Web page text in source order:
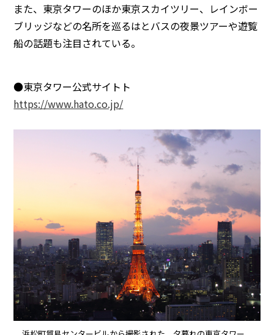
また、東京タワーのほか東京スカイツリー、レインボー
ブリッジなどの名所を巡るはとバスの夜景ツアーや遊覧
船の話題も注目されている。
●東京タワー公式サイトト
https://www.hato.co.jp/